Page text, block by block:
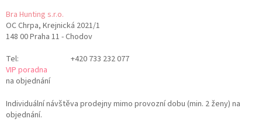
Bra Hunting s.r.o.
OC Chrpa, Krejnická 2021/1
148 00 Praha 11 - Chodov
Tel:
+420 733 232 077
VIP poradna
na objednání
Individuální návštěva prodejny mimo provozní dobu (min. 2 ženy) na
objednání.